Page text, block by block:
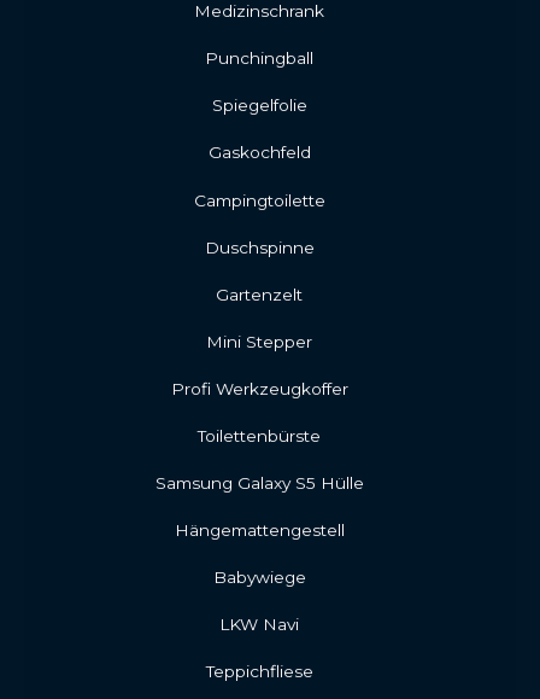
Medizinschrank
Punchingball
Spiegelfolie
Gaskochfeld
Campingtoilette
Duschspinne
Gartenzelt
Mini Stepper
Profi Werkzeugkoffer
Toilettenbürste
Samsung Galaxy S5 Hülle
Hängemattengestell
Babywiege
LKW Navi
Teppichfliese